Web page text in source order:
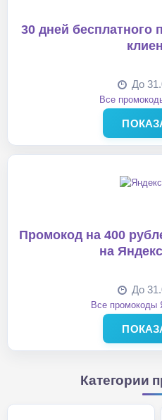
30 дней бесплатного
До
Все
Промокод на 400
на
До
Все
Категории